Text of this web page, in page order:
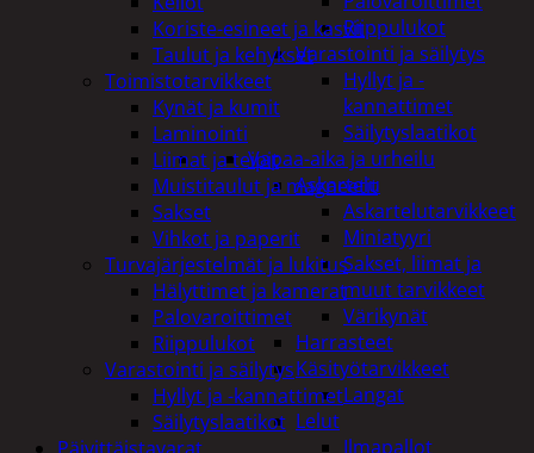
Riippulukot
Varastointi ja säilytys
Hyllyt ja -
kannattimet
Säilytyslaatikot
Vapaa-aika ja urheilu
Askartelu
Askartelutarvikkeet
Miniatyyri
Sakset, liimat ja
muut tarvikkeet
Värikynät
Harrasteet
Käsityötarvikkeet
Langat
Lelut
Ilmapallot
Koriste-esineet ja kasvit
Taulut ja kehykset
Toimistotarvikkeet
Kynät ja kumit
Laminointi
Liimat ja teipit
Muistitaulut ja magneetit
Sakset
Vihkot ja paperit
Turvajärjestelmät ja lukitus
Hälyttimet ja kamerat
Palovaroittimet
Riippulukot
Varastointi ja säilytys
Hyllyt ja -kannattimet
Säilytyslaatikot